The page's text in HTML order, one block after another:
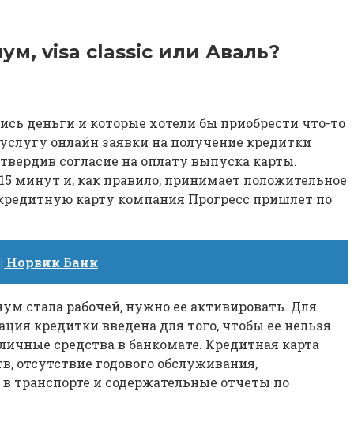
visa classic или Аваль?
деньги и которые хотели бы приобрести что-то
онлайн заявки на получение кредитки
согласие на оплату выпуска карты.
минут и, как правило, принимает положительное
карту компания Прогресс пришлет по
Норвик Банк
стала рабочей, нужно ее активировать. Для
кредитки введена для того, чтобы ее нельзя
средства в банкомате. Кредитная карта
годового обслуживания,
транспорте и содержательные отчеты по